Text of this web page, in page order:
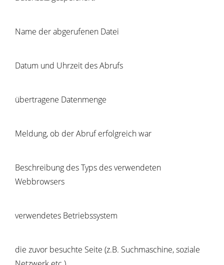
Name der abgerufenen Datei
Datum und Uhrzeit des Abrufs
übertragene Datenmenge
Meldung, ob der Abruf erfolgreich war
Beschreibung des Typs des verwendeten
Webbrowsers
verwendetes Betriebssystem
die zuvor besuchte Seite (z.B. Suchmaschine, soziale